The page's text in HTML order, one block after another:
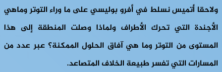
ولاحقا أتميس نسلط في أفرو بوليسي على ما وراء التوتر وماهي
الأجندة التي تحرك الأطراف ولماذا وصلت المنطقة إلى هذا
المستوى من التوتر وما هي آفاق الحلول الممكنة؟ عبر عدد من
المسارات التي تفسر طبيعة الخلاف المتصاعد.